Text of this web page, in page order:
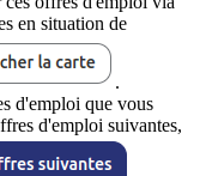
en situation de
.
d'emploi que vous
d'emploi suivantes,